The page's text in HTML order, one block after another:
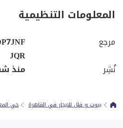
المعلومات التنظيمية
مرجع
JQR
نُشِر
منذ
بيوت و فلل للايجار في القاهرة حي